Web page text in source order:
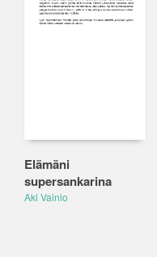
Elämäni
supersankarina
Aki Vainio